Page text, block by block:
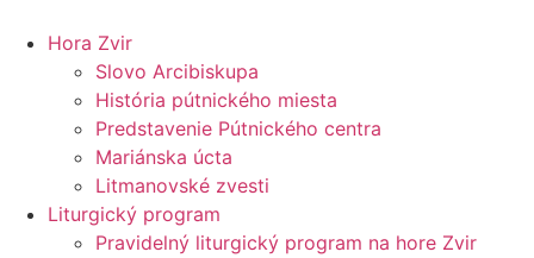
Hora Zvir
Slovo Arcibiskupa
História pútnického miesta
Predstavenie Pútnického centra
Mariánska úcta
Litmanovské zvesti
Liturgický program
Pravidelný liturgický program na hore Zvir